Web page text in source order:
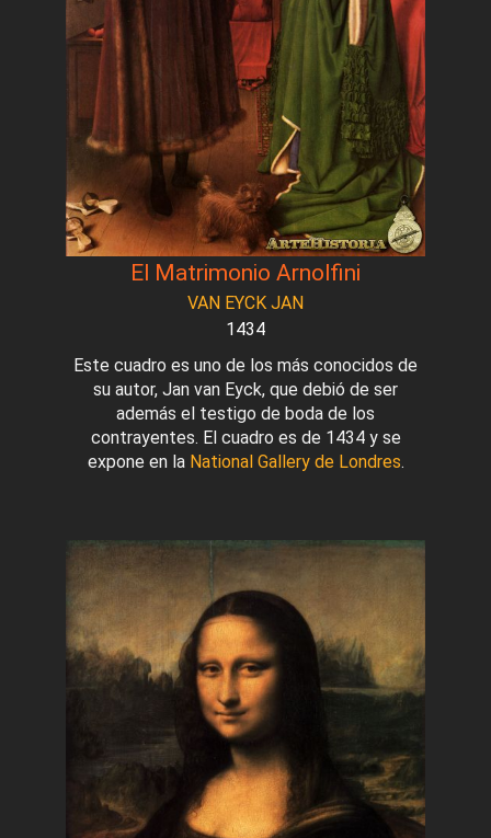
El Matrimonio Arnolfini
VAN EYCK JAN
1434
Este cuadro es uno de los más conocidos de
su autor, Jan van Eyck, que debió de ser
además el testigo de boda de los
contrayentes. El cuadro es de 1434 y se
expone en la National Gallery de Londres.